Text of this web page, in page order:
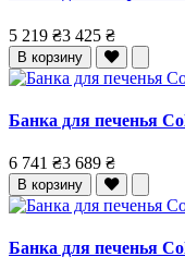
5 219 ₴3 425 ₴
В корзину
Банка для печенья
6 741 ₴3 689 ₴
В корзину
Банка для печенья